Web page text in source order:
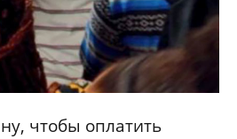
чтобы оплатить